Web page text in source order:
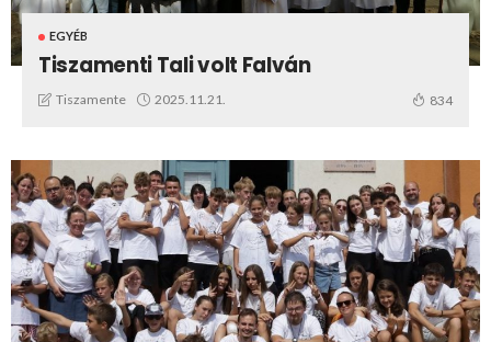
EGYÉB
Tiszamenti Tali volt Falván
Tiszamente 2025.11.21. 834